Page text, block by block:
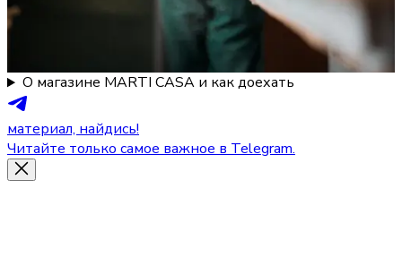
О магазине MARTI CASA и как доехать
материал, найдись!
Читайте только самое важное в Telegram.